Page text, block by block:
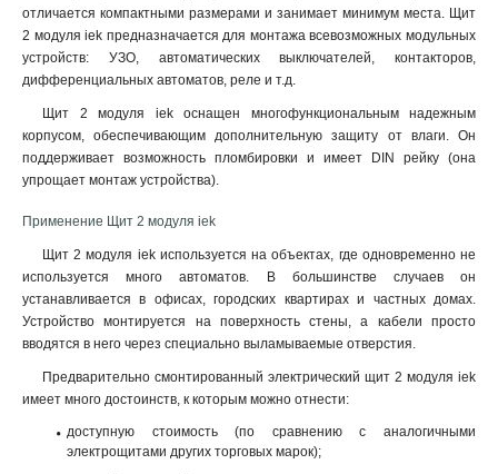
отличается компактными размерами и занимает минимум места. Щит
2 модуля iek предназначается для монтажа всевозможных модульных
устройств: УЗО, автоматических выключателей, контакторов,
дифференциальных автоматов, реле и т.д.
Щит 2 модуля iek оснащен многофункциональным надежным
корпусом, обеспечивающим дополнительную защиту от влаги. Он
поддерживает возможность пломбировки и имеет DIN рейку (она
упрощает монтаж устройства).
Применение Щит 2 модуля iek
Щит 2 модуля iek используется на объектах, где одновременно не
используется много автоматов. В большинстве случаев он
устанавливается в офисах, городских квартирах и частных домах.
Устройство монтируется на поверхность стены, а кабели просто
вводятся в него через специально выламываемые отверстия.
Предварительно смонтированный электрический щит 2 модуля iek
имеет много достоинств, к которым можно отнести:
доступную стоимость (по сравнению с аналогичными
электрощитами других торговых марок);